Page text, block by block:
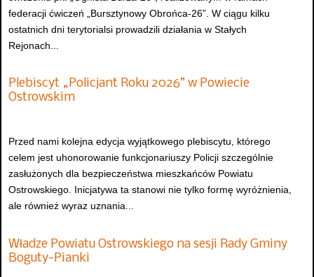
federacji ćwiczeń „Bursztynowy Obrońca-26”. W ciągu kilku
ostatnich dni terytorialsi prowadzili działania w Stałych
Rejonach...
Plebiscyt „Policjant Roku 2026” w Powiecie
Ostrowskim
Przed nami kolejna edycja wyjątkowego plebiscytu, którego
celem jest uhonorowanie funkcjonariuszy Policji szczególnie
zasłużonych dla bezpieczeństwa mieszkańców Powiatu
Ostrowskiego. Inicjatywa ta stanowi nie tylko formę wyróżnienia,
ale również wyraz uznania...
Władze Powiatu Ostrowskiego na sesji Rady Gminy
Boguty-Pianki